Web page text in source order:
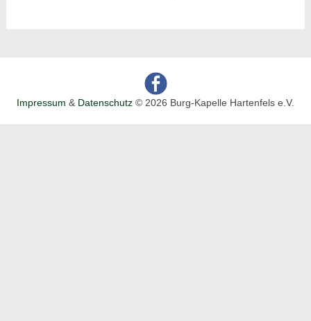
Impressum & Datenschutz © 2026 Burg-Kapelle Hartenfels e.V.